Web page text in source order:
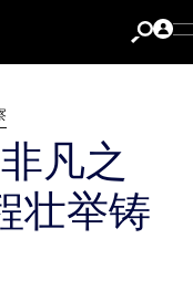
凡之
壮举铸